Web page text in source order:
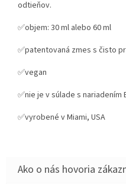
odtieňov.
✅objem: 30 ml alebo 60 ml
✅patentovaná zmes s čisto
✅vegan
✅nie je v súlade s nariadením
✅vyrobené v Miami, USA